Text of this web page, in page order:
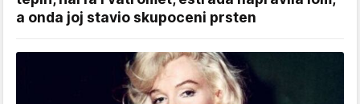
a onda joj stavio skupoceni prsten